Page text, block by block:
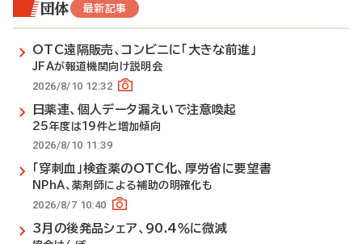
団体 最新記事
OTC遠隔販売、コンビニに「大きな前進」
JFAが報道機関向け説明会
2026/8/10 12:32
日薬連、個人データ漏えいで注意喚起
25年度は19件と増加傾向
2026/8/10 11:39
「穿刺血」検査薬のOTC化、厚労省に要望書
NPhA、薬剤師による補助の明確化も
2026/8/7 10:40
3月の後発品シェア、90.4％に微減